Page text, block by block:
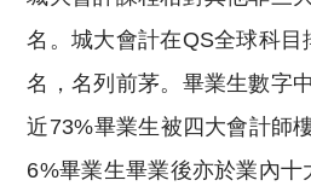
名。城大會計在QS全球科
名，名列前茅。畢業生數字
近73%畢業生被四大會計師
6%畢業生畢業後亦於業內